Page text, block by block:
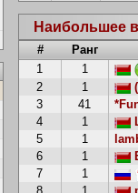
Наибольшее
#
Ранг
1
1
2
1
3
41
4
1
5
1
6
1
7
1